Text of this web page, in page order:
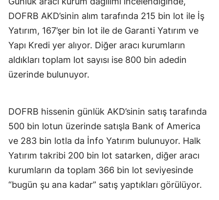
DOFRB AKD’sinin alım tarafında 215 bin lot ile İş
Yatırım, 167’şer bin lot ile de Garanti Yatırım ve
Yapı Kredi yer alıyor. Diğer aracı kurumların
aldıkları toplam lot sayısı ise 800 bin adedin
üzerinde bulunuyor.
DOFRB hissenin günlük AKD’sinin satış tarafında
500 bin lotun üzerinde satışla Bank of America
ve 283 bin lotla da İnfo Yatırım bulunuyor. Halk
Yatırım takribi 200 bin lot satarken, diğer aracı
kurumların da toplam 366 bin lot seviyesinde
“bugün şu ana kadar” satış yaptıkları görülüyor.